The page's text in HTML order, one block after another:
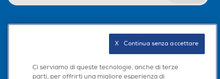
Ci serviamo di queste tecnologie, anche di terze
parti, per offrirti una migliore esperienza di
X   Continua senza accettare